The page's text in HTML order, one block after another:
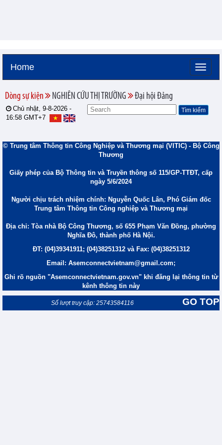
Home
Dòng sự kiện NGHIÊN CỨU THỊ TRƯỜNG Đại hội Đảng
Chủ nhật, 9-8-2026 -
16:58 GMT+7
© Trung tâm Thông tin Công Nghiệp và Thương mại (VITIC) - Bộ Công
Thương
Giấy phép của Bộ Thông tin và Truyền thông số 115/GP-TTĐT, cấp
ngày 5/6/2024
Người chịu trách nhiệm chính: Nguyễn Quốc Lân, Phó Giám đốc
Trung tâm Thông tin Công nghiệp và Thương mại
Địa chỉ: Tòa nhà Bộ Công Thương, số 655 Phạm Văn Đồng, phường
Nghĩa Đô, thành phố Hà Nội.
ĐT: (04)39341911; (04)38251312 và Fax: (04)38251312
Email: Asemconnectvietnam@gmail.com;
Ghi rõ nguồn "Asemconnectvietnam.gov.vn" khi đăng lại thông tin từ
kênh thông tin này
GO TOP
Số lượt truy cập: 25743584116